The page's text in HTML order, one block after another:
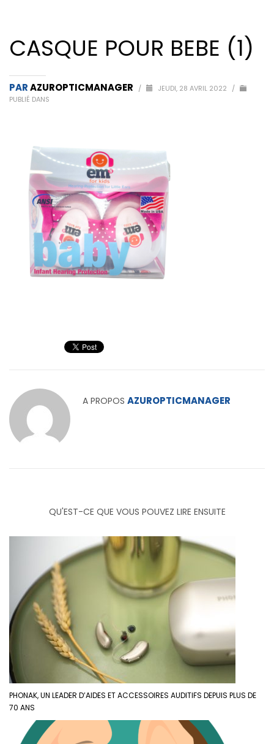
CASQUE POUR BEBE (1)
PARAZUROPTICMANAGER / JEUDI, 28 AVRIL 2022
/
PUBLIÉ DANS
A PROPOS AZUROPTICMANAGER
QU'EST-CE QUE VOUS POUVEZ LIRE ENSUITE
PHONAK, UN LEADER D’AIDES ET ACCESSOIRES AUDITIFS DEPUIS PLUS DE
70 ANS